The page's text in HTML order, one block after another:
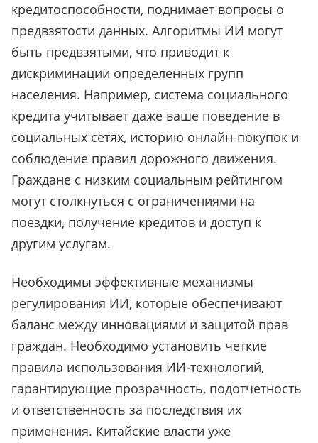
кредитоспособности, поднимает вопросы о
предвзятости данных. Алгоритмы ИИ могут
быть предвзятыми, что приводит к
дискриминации определенных групп
населения. Например, система социального
кредита учитывает даже ваше поведение в
социальных сетях, историю онлайн-покупок и
соблюдение правил дорожного движения.
Граждане с низким социальным рейтингом
могут столкнуться с ограничениями на
поездки, получение кредитов и доступ к
другим услугам.
Необходимы эффективные механизмы
регулирования ИИ, которые обеспечивают
баланс между инновациями и защитой прав
граждан. Необходимо установить четкие
правила использования ИИ-технологий,
гарантирующие прозрачность, подотчетность
и ответственность за последствия их
применения. Китайские власти уже